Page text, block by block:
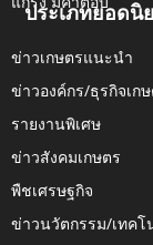
ประเภทยอดนิ
ข่าวเกษตรแนะนำ
ข่าวองค์กร/ธุรกิจเก
รายงานพิเศษ
ข่าวสังคมเกษตร
พืชเศรษฐกิจ
ข่าวนวัตกรรม/เทค